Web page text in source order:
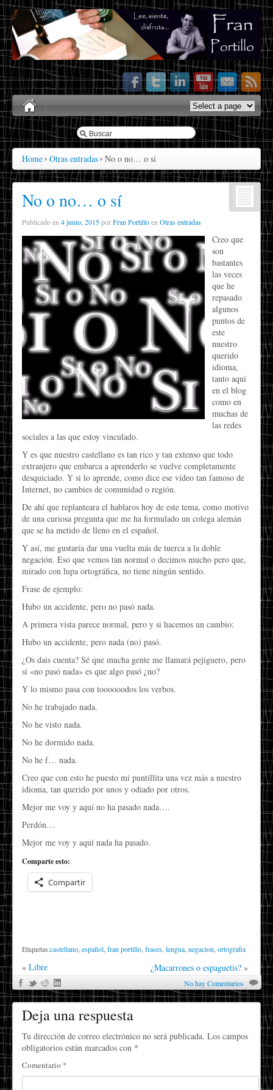
Home Otras entradas No o no… o sí
No o no… o sí
Publicado en 4 junio, 2015porFran Portilloen Otras entradas
Creo que
son
bastantes
las veces
que he
repasado
algunos
puntos de
este
nuestro
querido
idioma,
tanto aquí
en el blog
como en
muchas de
las redes
sociales a las que estoy vinculado.
Y es que nuestro castellano es tan rico y tan extenso que todo
extranjero que embarca a aprenderlo se vuelve completamente
desquiciado. Y si lo aprende, como dice ese vídeo tan famoso de
Internet, no cambies de comunidad o región.
De ahí que replanteara el hablaros hoy de este tema, como motivo
de una curiosa pregunta que me ha formulado un colega alemán
que se ha metido de lleno en el español.
Y así, me gustaría dar una vuelta más de tuerca a la doble
negación. Eso que vemos tan normal o decimos mucho pero que,
mirado con lupa ortográfica, no tiene ningún sentido.
Frase de ejemplo:
Hubo un accidente, pero no pasó nada.
A primera vista parece normal, pero y si hacemos un cambio:
Hubo un accidente, pero nada (no) pasó.
¿Os dais cuenta? Sé que mucha gente me llamará pejiguero, pero
si «no pasó nada» es que algo pasó ¿no?
Y lo mismo pasa con toooooodos los verbos.
No he trabajado nada.
No he visto nada.
No he dormido nada.
No he f… nada.
Creo que con esto he puesto mi puntillita una vez más a nuestro
idioma, tan querido por unos y odiado por otros.
Mejor me voy y aquí no ha pasado nada….
Perdón…
Mejor me voy y aquí nada ha pasado.
Comparte esto:
Compartir
Etiquetas:castellano español fran portillo frases lengua negacion ortografia
« Libre ¿Macarrones o espaguetis? »
No hay Comentarios
Deja una respuesta
Tu dirección de correo electrónico no será publicada. Los campos
obligatorios están marcados con *
Comentario *